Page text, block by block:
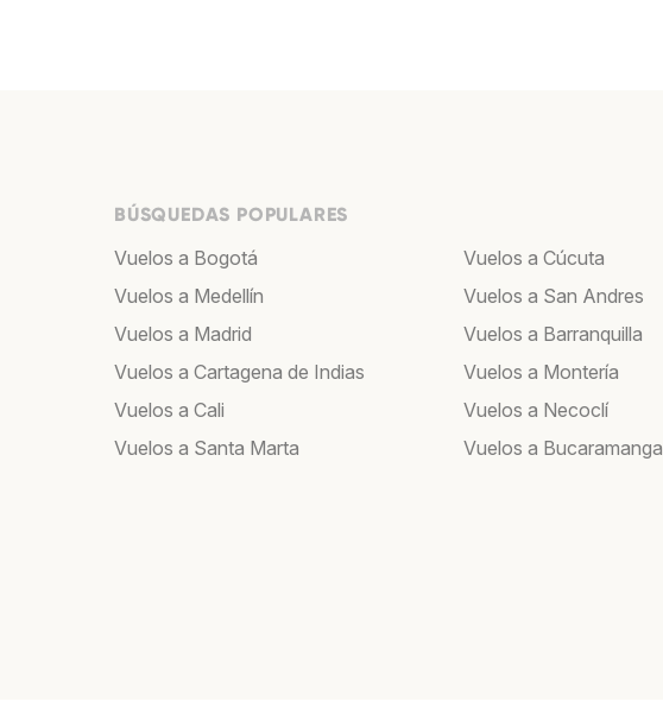
BÚSQUEDAS POPULARES
Vuelos a Bogotá
Vuelos a Medellín
Vuelos a Madrid
Vuelos a Cartagena de Indias
Vuelos a Cali
Vuelos a Santa Marta
Vuelos a Cúcuta
Vuelos a San Andres
Vuelos a Barranquilla
Vuelos a Montería
Vuelos a Necoclí
Vuelos a Bucaramanga